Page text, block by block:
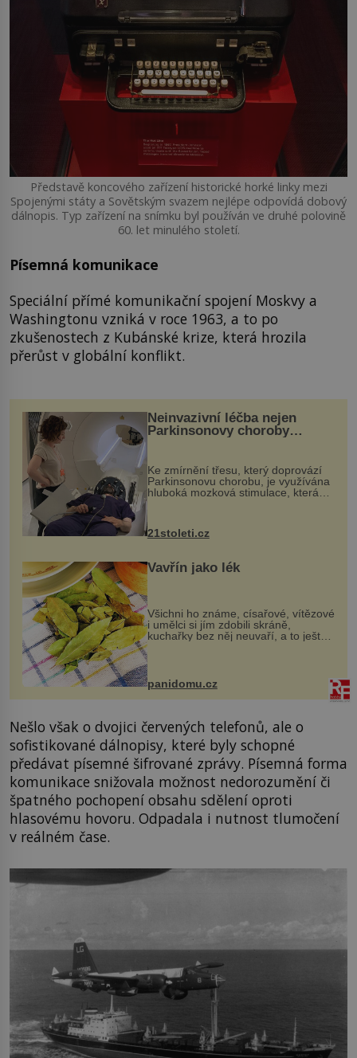
Představě koncového zařízení historické horké linky mezi
Spojenými státy a Sovětským svazem nejlépe odpovídá dobový
dálnopis. Typ zařízení na snímku byl používán ve druhé polovině
60. let minulého století.
Písemná komunikace
Speciální přímé komunikační spojení Moskvy a
Washingtonu vzniká v roce 1963, a to po
zkušenostech z Kubánské krize, která hrozila
přerůst v globální konflikt.
Neinvazivní léčba nejen
Parkinsonovy choroby
Ke zmírnění třesu, který doprovází
Parkinsonovu chorobu, je využívána
hluboká mozková stimulace, která
však vyžaduje vysoce invazivní
zákrok. Ultrazvuk zase není vhodný
k dostatečně přesnému zacílení ...
21stoleti.cz
Vavřín jako lék
Všichni ho známe, císařové, vítězové
i umělci si jím zdobili skráně,
kuchařky bez něj neuvaří, a to ještě
nevíte, že bobkový list může výrazně
zmírnit některé naše neduhy.
Obsahuje v malém množství ně...
panidomu.cz
Nešlo však o dvojici červených telefonů, ale o
sofistikované dálnopisy, které byly schopné
předávat písemné šifrované zprávy. Písemná forma
komunikace snižovala možnost nedorozumění či
špatného pochopení obsahu sdělení oproti
hlasovému hovoru. Odpadala i nutnost tlumočení
v reálném čase.